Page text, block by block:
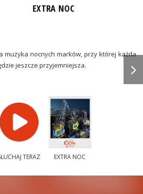
EXTRA NOC
muzyka nocnych marków, przy której każda
jeszcze przyjemniejsza.
TERAZ EXTRA NOC